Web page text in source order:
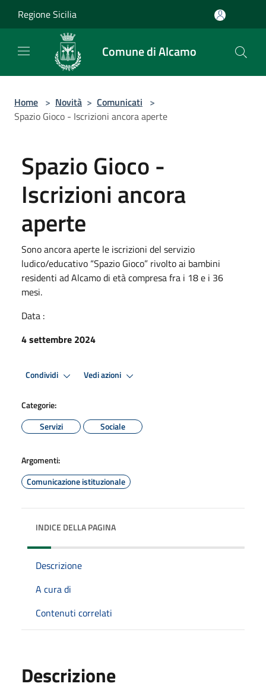
Regione Sicilia
Comune di Alcamo
Home > Novità > Comunicati >
Spazio Gioco - Iscrizioni ancora aperte
Spazio Gioco -
Iscrizioni ancora
aperte
Sono ancora aperte le iscrizioni del servizio
ludico/educativo “Spazio Gioco” rivolto ai bambini
residenti ad Alcamo di età compresa fra i 18 e i 36
mesi.
Data :
4 settembre 2024
Condividi Vedi azioni
Categorie:
Servizi
Sociale
Argomenti:
Comunicazione istituzionale
INDICE DELLA PAGINA
Descrizione
A cura di
Contenuti correlati
Descrizione